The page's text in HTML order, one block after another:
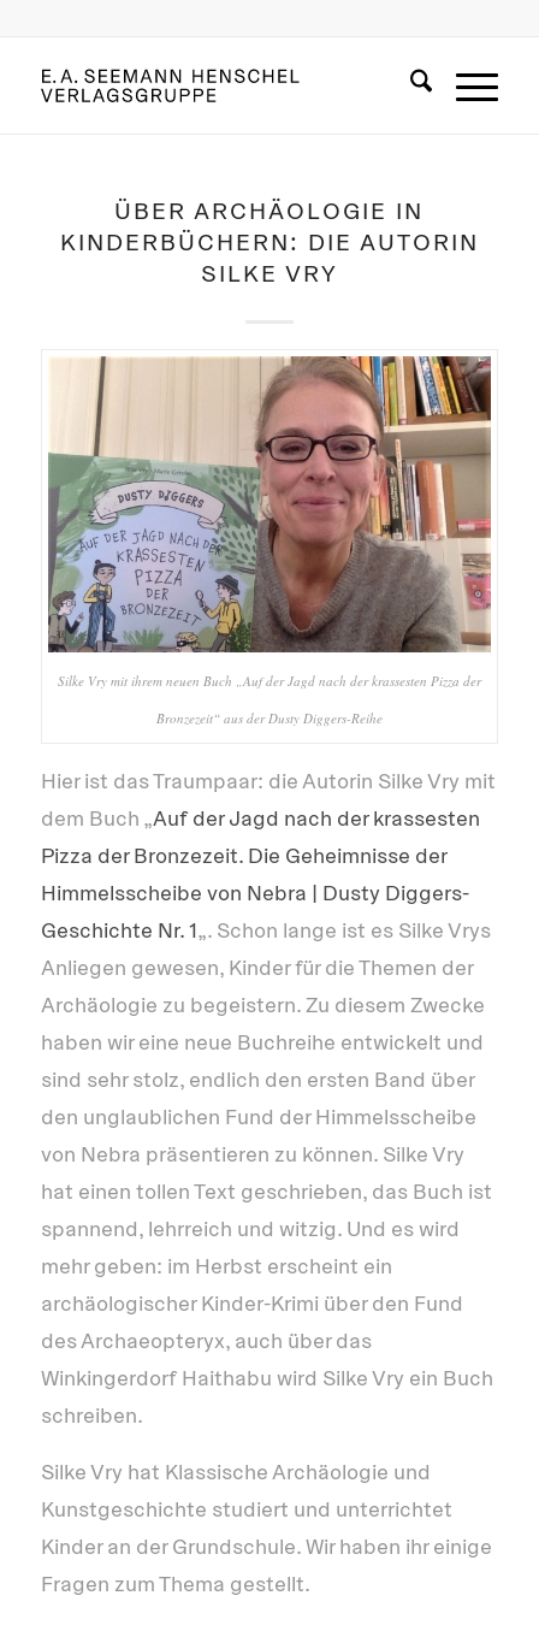
ÜBER ARCHÄOLOGIE IN
KINDERBÜCHERN: DIE AUTORIN
SILKE VRY
Silke Vry mit ihrem neuen Buch „Auf der Jagd nach der krassesten Pizza der
Bronzezeit“ aus der Dusty Diggers-Reihe
Hier ist das Traumpaar: die Autorin Silke Vry mit
dem Buch „Auf der Jagd nach der krassesten
Pizza der Bronzezeit. Die Geheimnisse der
Himmelsscheibe von Nebra | Dusty Diggers-
Geschichte Nr. 1„. Schon lange ist es Silke Vrys
Anliegen gewesen, Kinder für die Themen der
Archäologie zu begeistern. Zu diesem Zwecke
haben wir eine neue Buchreihe entwickelt und
sind sehr stolz, endlich den ersten Band über
den unglaublichen Fund der Himmelsscheibe
von Nebra präsentieren zu können. Silke Vry
hat einen tollen Text geschrieben, das Buch ist
spannend, lehrreich und witzig. Und es wird
mehr geben: im Herbst erscheint ein
archäologischer Kinder-Krimi über den Fund
des Archaeopteryx, auch über das
Winkingerdorf Haithabu wird Silke Vry ein Buch
schreiben.
Silke Vry hat Klassische Archäologie und
Kunstgeschichte studiert und unterrichtet
Kinder an der Grundschule. Wir haben ihr einige
Fragen zum Thema gestellt.